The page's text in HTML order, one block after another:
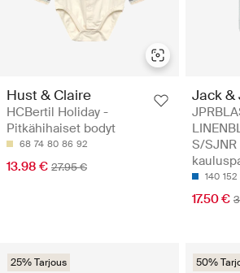
Hust & Claire
HCBertil Holiday -
Pitkähihaiset bodyt
68 74 80 86 92
13.98 € 27.95 €
Jack &
S/
140 152
17.50 €
25% Tarjous 50%